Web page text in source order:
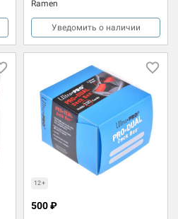
Ramen
Уведомить о наличии
12+
500 ₽